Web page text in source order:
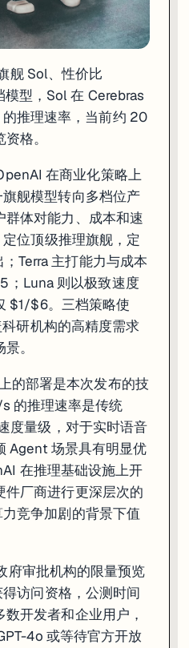
月中旬正式上线，同期完成 510
是国内外 AI 开发者关注的焦点
开发者，最紧迫的行动是在
报道·Memeburn 融资报道
舰 Sol、性价比
模型，Sol 在 Cerebras
推理速率，当前约 20
格。
在商业化策略上
舰模型转向多档位产
体对能力、成本和速
位顶级推理旗舰，定
Terra 主打能力与成本
Luna 则以极致速度
$1/$6。三档策略使
研机构的高精度需求
。
的部署是本次发布的技
的推理速率是传统
度量级，对于实时语音
Agent 场景具有明显优
在推理基础设施上开
厂商进行更深层次的
竞争加剧的背景下值
府审批机构的限量预览
访问资格，公测时间
开发者和企业用户，
4o 或等待官方开放